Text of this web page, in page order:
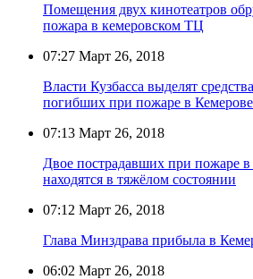
Помещения двух кинотеатров
пожара в кемеровском ТЦ
07:27 Март 26, 2018
Власти Кузбасса выделят
погибших при пожаре в Кемерове
07:13 Март 26, 2018
Двое пострадавших при пожаре
находятся в тяжёлом состоянии
07:12 Март 26, 2018
Глава Минздрава прибыла в
06:02 Март 26, 2018